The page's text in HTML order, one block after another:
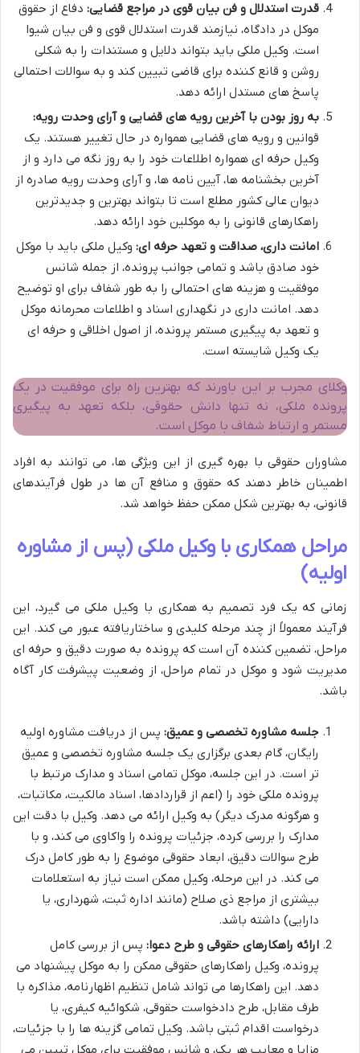
قدرت استدلال و فن بیان قوی در مراجع قضایی: دفاع از حقوق
موکل در دادگاه، نیازمند قدرت استدلال قوی و فن بیان شیوا
است. وکیل ملکی باید بتواند دلایل و مستندات را به شکلی
روشن و قانع کننده برای قاضی تبیین کند و به سوالات احتمالی
پاسخ های مستدل ارائه دهد.
به روز بودن با آخرین رویه های قضایی و آرای وحدت رویه:
قوانین و رویه های قضایی همواره در حال تغییر هستند. یک
وکیل حرفه ای همواره اطلاعات خود را به روز نگه می دارد و از
آخرین بخشنامه ها، آیین نامه ها، و آرای وحدت رویه صادره از
دیوان عالی کشور مطلع است تا بتواند بهترین و جدیدترین
راهکارهای قانونی را به موکلین خود ارائه دهد.
امانت داری، صداقت و تعهد حرفه ای: وکیل ملکی باید با موکل
خود صادق باشد و تمامی جوانب پرونده، از جمله شانس
موفقیت و هزینه های احتمالی را به طور شفاف برای او توضیح
دهد. امانت داری در نگهداری اسناد و اطلاعات محرمانه موکل
و تعهد به پیگیری مستمر پرونده، از اصول اخلاقی و حرفه ای
یک وکیل شایسته است.
وکلای مجرب بر این باورند که بهترین راه برای موفقیت در یک
پرونده ملکی، نه تنها دانش حقوقی، بلکه تعهد به پیگیری
مستمر و ارتباط شفاف با موکل است.
مشاوران حقوقی با بهره گیری از این ویژگی ها، می توانند به افراد
اطمینان خاطر دهند که حقوق و منافع آن ها در طول فرآیندهای
قانونی، به بهترین شکل ممکن حفظ خواهد شد.
مراحل همکاری با وکیل ملکی (پس از مشاوره
اولیه)
زمانی که یک فرد تصمیم به همکاری با وکیل ملکی می گیرد، این
فرآیند معمولاً از چند مرحله کلیدی و ساختاریافته عبور می کند. این
مراحل، تضمین کننده آن است که پرونده به صورت دقیق و حرفه ای
مدیریت شود و موکل در تمام مراحل، از وضعیت پیشرفت کار آگاه
باشد.
جلسه مشاوره تخصصی و عمیق: پس از دریافت مشاوره اولیه
رایگان، گام بعدی برگزاری یک جلسه مشاوره تخصصی و عمیق
تر است. در این جلسه، موکل تمامی اسناد و مدارک مرتبط با
پرونده ملکی خود را (اعم از قراردادها، اسناد مالکیت، مکاتبات،
و هرگونه مدرک دیگر) به وکیل ارائه می دهد. وکیل با دقت این
مدارک را بررسی کرده، جزئیات پرونده را واکاوی می کند، و با
طرح سوالات دقیق، ابعاد حقوقی موضوع را به طور کامل درک
می کند. در این مرحله، وکیل ممکن است نیاز به استعلامات
بیشتری از مراجع ذی صلاح (مانند اداره ثبت، شهرداری، یا
دارایی) داشته باشد.
ارائه راهکارهای حقوقی و طرح دعوا: پس از بررسی کامل
پرونده، وکیل راهکارهای حقوقی ممکن را به موکل پیشنهاد می
دهد. این راهکارها می تواند شامل تنظیم اظهارنامه، مذاکره با
طرف مقابل، طرح دادخواست حقوقی، شکوائیه کیفری، یا
درخواست اقدام ثبتی باشد. وکیل تمامی گزینه ها را با جزئیات،